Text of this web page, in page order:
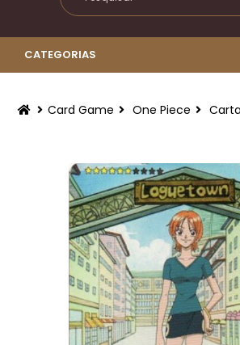
CATEGORIAS
Card Game One Piece